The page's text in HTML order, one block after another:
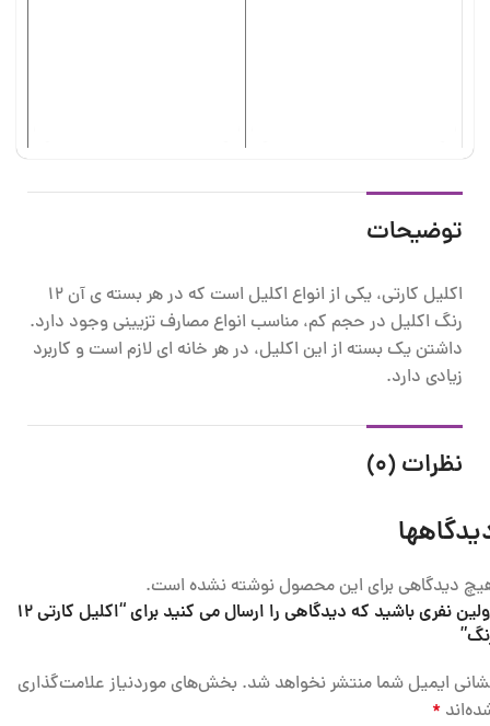
توضیحات
اکلیل کارتی، یکی از انواع اکلیل است که در هر بسته ی آن 12
رنگ اکلیل در حجم کم، مناسب انواع مصارف تزیینی وجود دارد.
داشتن یک بسته از این اکلیل، در هر خانه ای لازم است و کاربرد
زیادی دارد.
نظرات (0)
دیدگاهی برای این محصول نوشته نشده است.
اولین نفری باشید که دیدگاهی را ارسال می کنید برای “اکلیل کارتی 12
ایمیل شما منتشر نخواهد شد. بخش‌های موردنیاز علامت‌گذاری
*